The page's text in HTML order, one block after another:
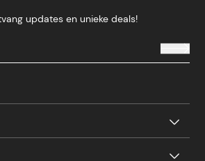
updates en unieke deals!